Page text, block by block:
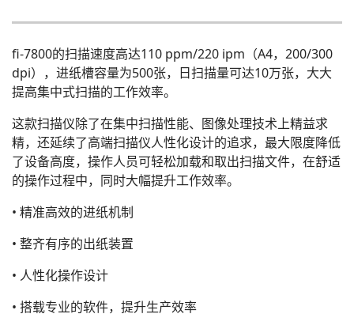
fi-7800的扫描速度高达110 ppm/220 ipm（A4，200/300
dpi），进纸槽容量为500张，日扫描量可达10万张，大大
提高集中式扫描的工作效率。
这款扫描仪除了在集中扫描性能、图像处理技术上精益求
精，还延续了高端扫描仪人性化设计的追求，最大限度降低
了设备高度，操作人员可轻松加载和取出扫描文件，在舒适
的操作过程中，同时大幅提升工作效率。
• 精准高效的进纸机制
• 整齐有序的出纸装置
• 人性化操作设计
• 搭载专业的软件，提升生产效率